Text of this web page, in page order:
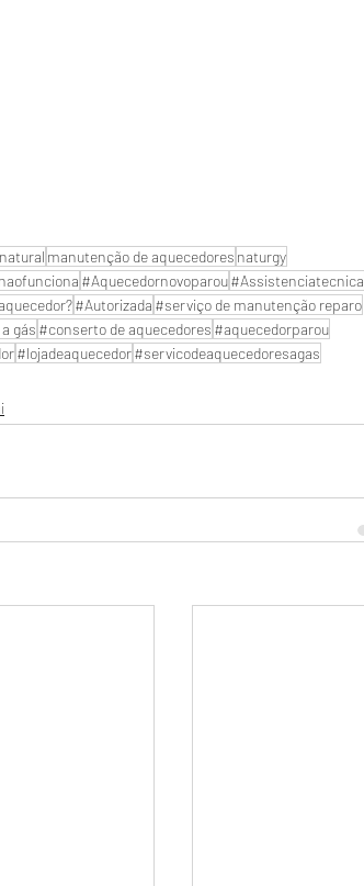
manutenção de aquecedores naturgy
#Aquecedornovoparou#Assistenciatecnica
#Autorizada #serviço de manutenção reparo
gás #conserto de aquecedores #aquecedorparou
#lojadeaquecedor#servicodeaquecedoresagas